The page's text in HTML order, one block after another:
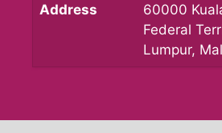
Address
60000
Federal
Lumpur,